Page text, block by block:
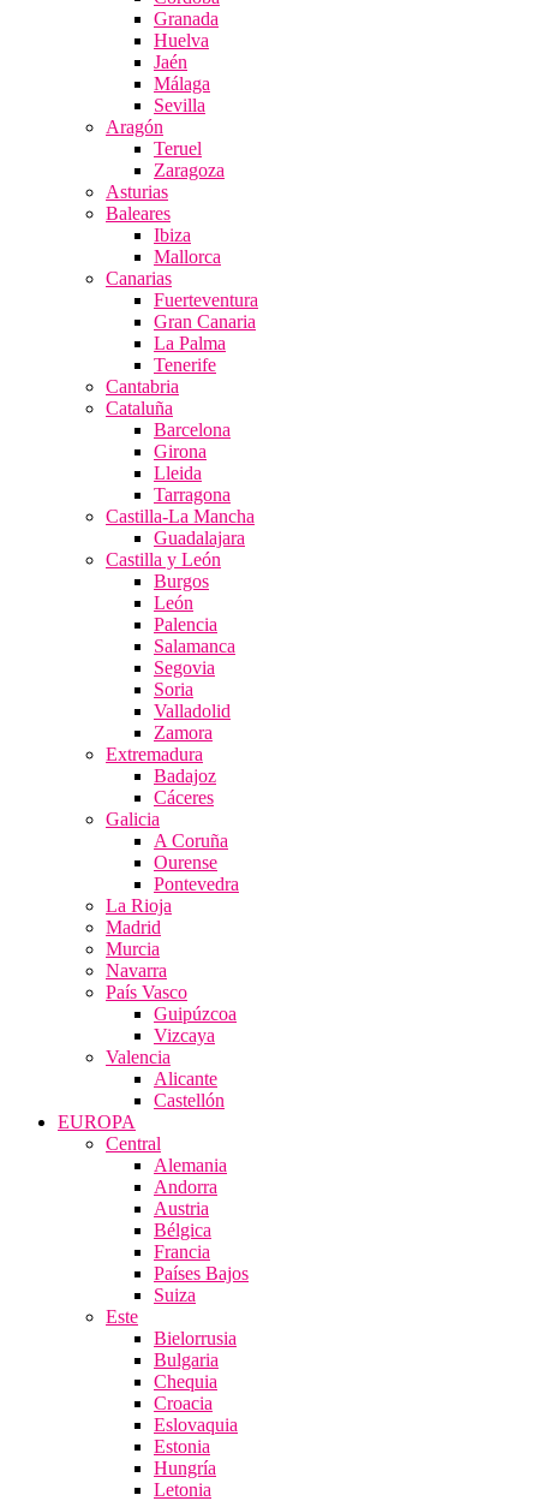
Granada
Huelva
Jaén
Málaga
Sevilla
Aragón
Teruel
Zaragoza
Asturias
Baleares
Ibiza
Mallorca
Canarias
Fuerteventura
Gran Canaria
La Palma
Tenerife
Cantabria
Cataluña
Barcelona
Girona
Lleida
Tarragona
Castilla-La Mancha
Guadalajara
Castilla y León
Burgos
León
Palencia
Salamanca
Segovia
Soria
Valladolid
Zamora
Extremadura
Badajoz
Cáceres
Galicia
A Coruña
Ourense
Pontevedra
La Rioja
Madrid
Murcia
Navarra
País Vasco
Guipúzcoa
Vizcaya
Valencia
Alicante
Castellón
EUROPA
Central
Alemania
Andorra
Austria
Bélgica
Francia
Países Bajos
Suiza
Este
Bielorrusia
Bulgaria
Chequia
Croacia
Eslovaquia
Estonia
Hungría
Letonia